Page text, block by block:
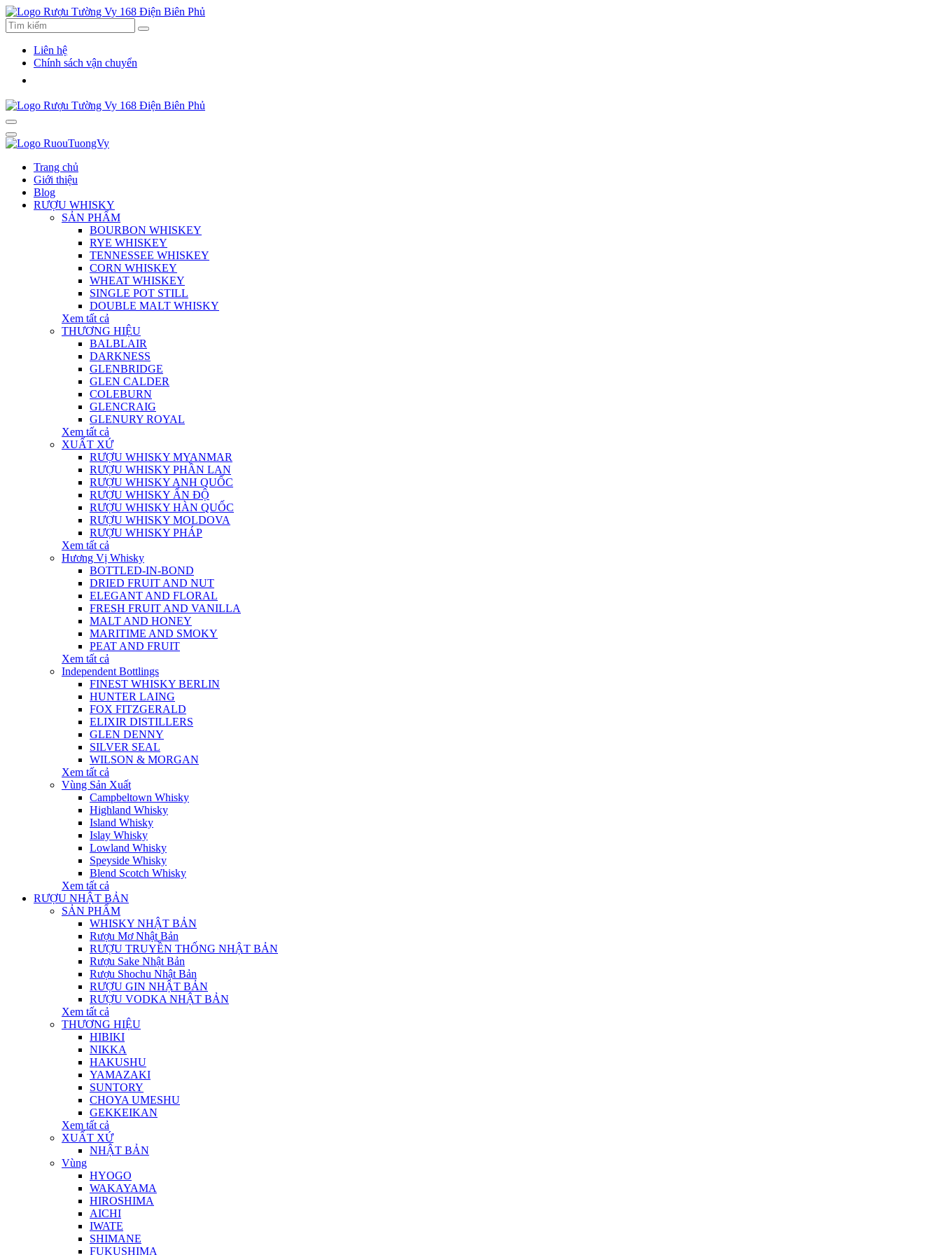
Liên hệ
Chính sách vận chuyển
Trang chủ
Giới thiệu
Blog
RƯỢU WHISKY
SẢN PHẨM
BOURBON WHISKEY
RYE WHISKEY
TENNESSEE WHISKEY
CORN WHISKEY
WHEAT WHISKEY
SINGLE POT STILL
DOUBLE MALT WHISKY
Xem tất cả
THƯƠNG HIỆU
BALBLAIR
DARKNESS
GLENBRIDGE
GLEN CALDER
COLEBURN
GLENCRAIG
GLENURY ROYAL
Xem tất cả
XUẤT XỨ
RƯỢU WHISKY MYANMAR
RƯỢU WHISKY PHẦN LAN
RƯỢU WHISKY ANH QUỐC
RƯỢU WHISKY ẤN ĐỘ
RƯỢU WHISKY HÀN QUỐC
RƯỢU WHISKY MOLDOVA
RƯỢU WHISKY PHÁP
Xem tất cả
Hương Vị Whisky
BOTTLED-IN-BOND
DRIED FRUIT AND NUT
ELEGANT AND FLORAL
FRESH FRUIT AND VANILLA
MALT AND HONEY
MARITIME AND SMOKY
PEAT AND FRUIT
Xem tất cả
Independent Bottlings
FINEST WHISKY BERLIN
HUNTER LAING
FOX FITZGERALD
ELIXIR DISTILLERS
GLEN DENNY
SILVER SEAL
WILSON & MORGAN
Xem tất cả
Vùng Sản Xuất
Campbeltown Whisky
Highland Whisky
Island Whisky
Islay Whisky
Lowland Whisky
Speyside Whisky
Blend Scotch Whisky
Xem tất cả
RƯỢU NHẬT BẢN
SẢN PHẨM
WHISKY NHẬT BẢN
Rượu Mơ Nhật Bản
RƯỢU TRUYỀN THỐNG NHẬT BẢN
Rượu Sake Nhật Bản
Rượu Shochu Nhật Bản
RƯỢU GIN NHẬT BẢN
RƯỢU VODKA NHẬT BẢN
Xem tất cả
THƯƠNG HIỆU
HIBIKI
NIKKA
HAKUSHU
YAMAZAKI
SUNTORY
CHOYA UMESHU
GEKKEIKAN
Xem tất cả
XUẤT XỨ
NHẬT BẢN
Vùng
HYOGO
WAKAYAMA
HIROSHIMA
AICHI
IWATE
SHIMANE
FUKUSHIMA